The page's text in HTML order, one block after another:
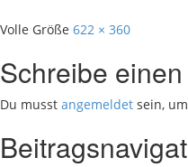
Volle Größe 622 × 360
Schreibe
Du musst angemeldet sein,